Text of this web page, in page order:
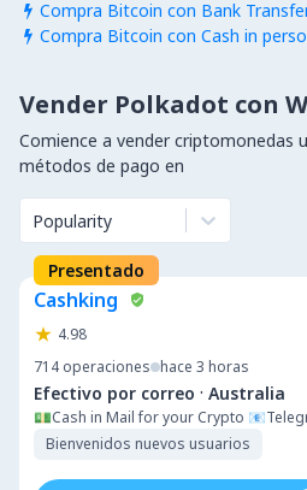
 Compra Bitcoin con Bank
 Compra Bitcoin con Cash in
Vender Polkadot con
Comience a vender criptomonedas
métodos de pago en
Popularity
Presentado
Cashking
4.98
714 operaciones hace 3 horas
Efectivo por correo · Australia
💵Cash in Mail for your Crypto
Bienvenidos nuevos usuarios